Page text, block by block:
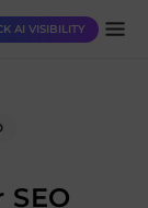
AI VISIBILITY